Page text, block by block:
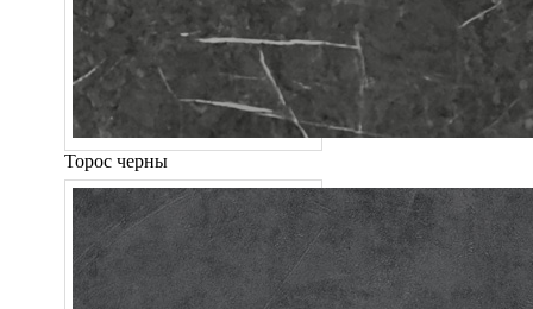
Торос черны